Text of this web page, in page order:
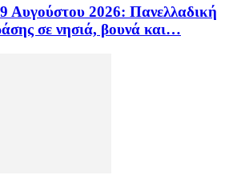
Αυγούστου 2026: Πανελλαδική
σε νησιά, βουνά και…